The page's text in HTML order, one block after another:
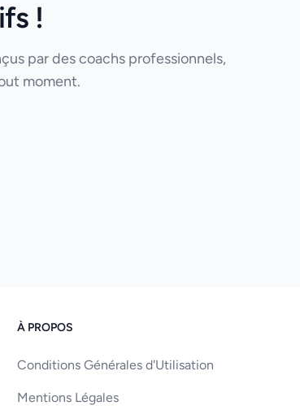
!
par des coachs professionnels,
moment.
À PROPOS
Conditions Générales d'Utilisation
Mentions Légales